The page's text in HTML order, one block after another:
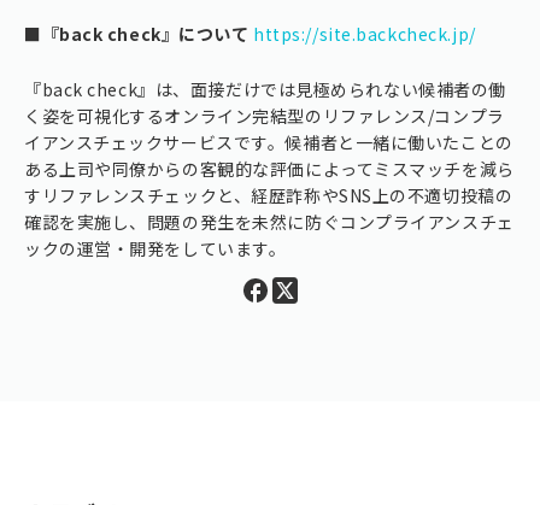
■『back check』について https://site.backcheck.jp/
『back check』は、面接だけでは見極められない候補者の働
く姿を可視化するオンライン完結型のリファレンス/コンプラ
イアンスチェックサービスです。候補者と一緒に働いたことの
ある上司や同僚からの客観的な評価によってミスマッチを減ら
すリファレンスチェックと、経歴詐称やSNS上の不適切投稿の
確認を実施し、問題の発生を未然に防ぐコンプライアンスチェ
ックの運営・開発をしています。